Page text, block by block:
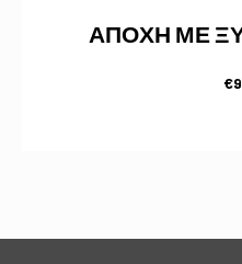
ΑΠΟΧΗ ΜΕ
€